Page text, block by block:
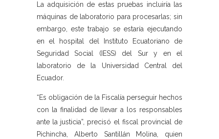
La adquisición de estas pruebas incluiría las
máquinas de laboratorio para procesarlas; sin
embargo, este trabajo se estaría ejecutando
en el hospital del Instituto Ecuatoriano de
Seguridad Social (IESS) del Sur y en el
laboratorio de la Universidad Central del
Ecuador.
“Es obligación de la Fiscalía perseguir hechos
con la finalidad de llevar a los responsables
ante la justicia”, precisó el fiscal provincial de
Pichincha, Alberto Santillán Molina, quien